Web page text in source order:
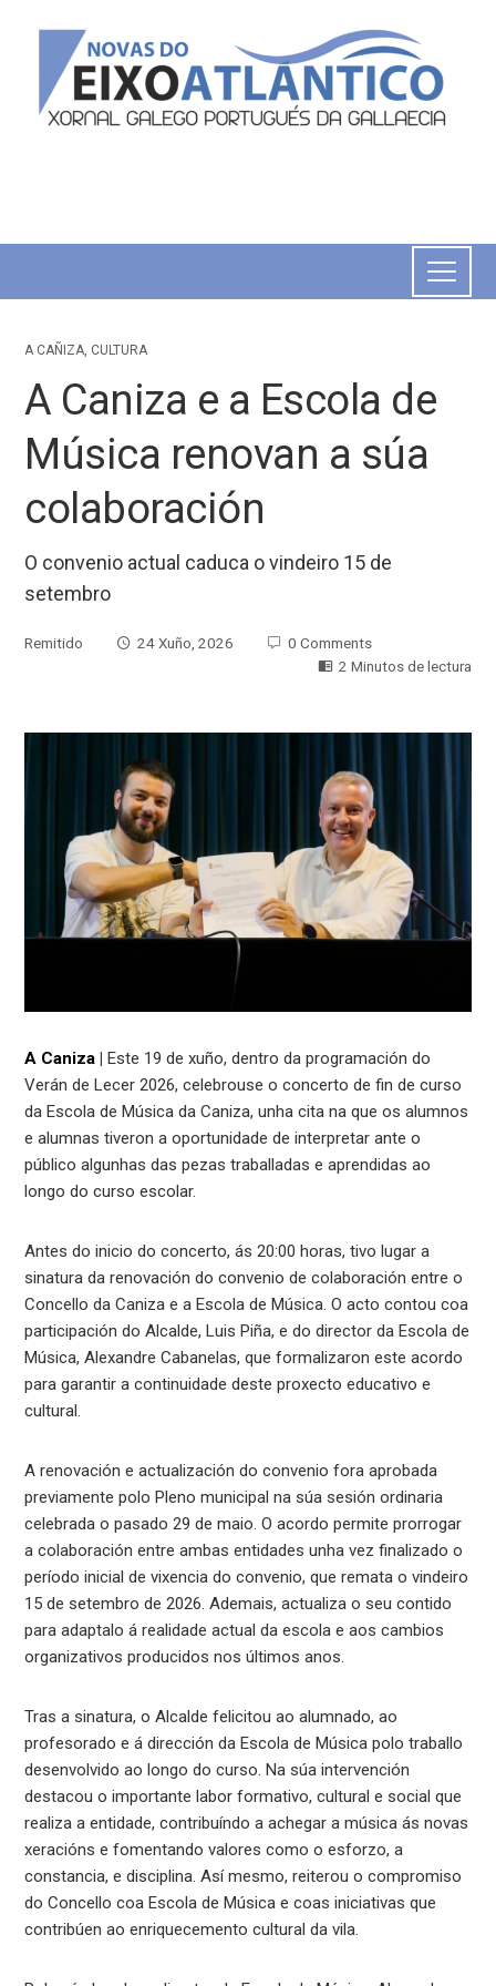
A CAÑIZA, CULTURA
A Caniza e a Escola de
Música renovan a súa
colaboración
O convenio actual caduca o vindeiro 15 de
setembro
Remitido 24 Xuño, 2026
0 Comments
2 Minutos de lectura
A Caniza | Este 19 de xuño, dentro da programación do
Verán de Lecer 2026, celebrouse o concerto de fin de curso
da Escola de Música da Caniza, unha cita na que os alumnos
e alumnas tiveron a oportunidade de interpretar ante o
público algunhas das pezas traballadas e aprendidas ao
longo do curso escolar.
Antes do inicio do concerto, ás 20:00 horas, tivo lugar a
sinatura da renovación do convenio de colaboración entre o
Concello da Caniza e a Escola de Música. O acto contou coa
participación do Alcalde, Luis Piña, e do director da Escola de
Música, Alexandre Cabanelas, que formalizaron este acordo
para garantir a continuidade deste proxecto educativo e
cultural.
A renovación e actualización do convenio fora aprobada
previamente polo Pleno municipal na súa sesión ordinaria
celebrada o pasado 29 de maio. O acordo permite prorrogar
a colaboración entre ambas entidades unha vez finalizado o
período inicial de vixencia do convenio, que remata o vindeiro
15 de setembro de 2026. Ademais, actualiza o seu contido
para adaptalo á realidade actual da escola e aos cambios
organizativos producidos nos últimos anos.
Tras a sinatura, o Alcalde felicitou ao alumnado, ao
profesorado e á dirección da Escola de Música polo traballo
desenvolvido ao longo do curso. Na súa intervención
destacou o importante labor formativo, cultural e social que
realiza a entidade, contribuíndo a achegar a música ás novas
xeracións e fomentando valores como o esforzo, a
constancia, e disciplina. Así mesmo, reiterou o compromiso
do Concello coa Escola de Música e coas iniciativas que
contribúen ao enriquecemento cultural da vila.